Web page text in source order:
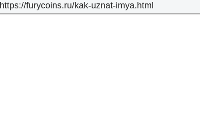
https://furycoins.ru/kak-uznat-imya.html